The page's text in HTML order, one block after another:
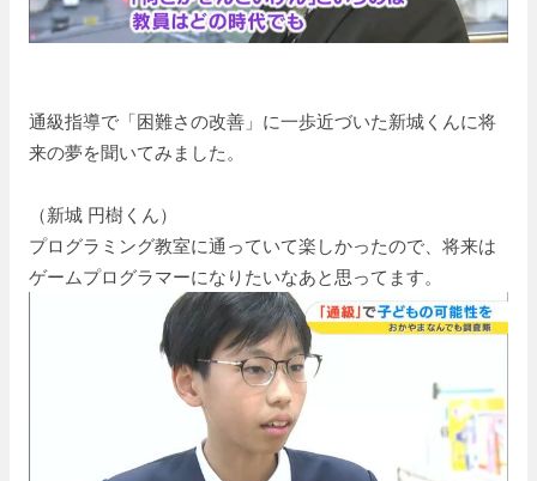
通級指導で「困難さの改善」に一歩近づいた新城くんに将
来の夢を聞いてみました。
（新城 円樹くん）
プログラミング教室に通っていて楽しかったので、将来は
ゲームプログラマーになりたいなあと思ってます。